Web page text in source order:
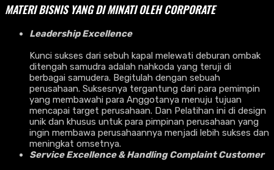
MATERI BISNIS YANG DI MINATI OLEH CORPORATE
Leadership Excellence
Kunci sukses dari sebuh kapal melewati deburan ombak
ditengah samudra adalah nahkoda yang teruji di
berbagai samudera. Begitulah dengan sebuah
perusahaan. Suksesnya tergantung dari para pemimpin
yang membawahi para Anggotanya menuju tujuan
mencapai target perusahaan. Dan Pelatihan ini di design
unik dan khusus untuk para pimpinan perusahaan yang
ingin membawa perusahaannya menjadi lebih sukses dan
meningkat omsetnya.
Service Excellence & Handling Complaint Customer